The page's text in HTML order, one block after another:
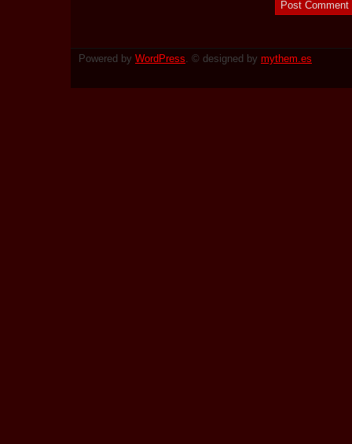
Powered by WordPress. © designed by mythem.es